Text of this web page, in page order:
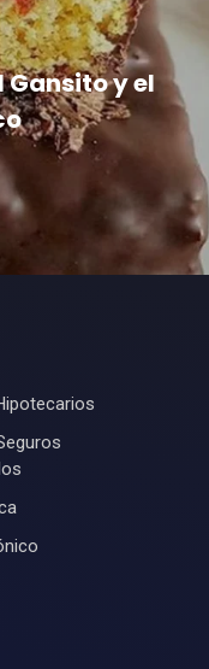
Gansito y el